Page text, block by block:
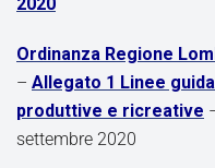
Ordinanza Regione
– Allegato 1 Linee
produttive e ricreative
settembre 2020